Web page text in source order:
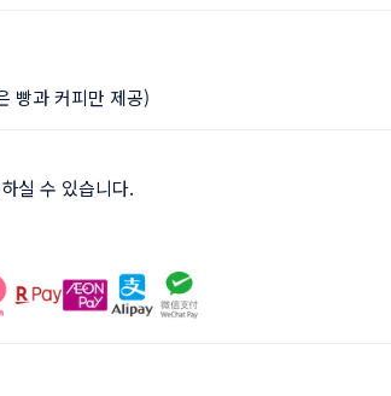
빵과 커피만 제공)
실 수 있습니다.